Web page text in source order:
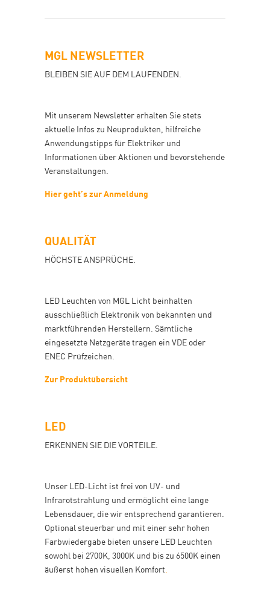
MGL NEWSLETTER
BLEIBEN SIE AUF DEM LAUFENDEN.
Mit unserem Newsletter erhalten Sie stets
aktuelle Infos zu Neuprodukten, hilfreiche
Anwendungstipps für Elektriker und
Informationen über Aktionen und bevorstehende
Veranstaltungen.
Hier geht’s zur Anmeldung
QUALITÄT
HÖCHSTE ANSPRÜCHE.
LED Leuchten von MGL Licht beinhalten
ausschließlich Elektronik von bekannten und
marktführenden Herstellern. Sämtliche
eingesetzte Netzgeräte tragen ein VDE oder
ENEC Prüfzeichen.
Zur Produktübersicht
LED
ERKENNEN SIE DIE VORTEILE.
Unser LED-Licht ist frei von UV- und
Infrarotstrahlung und ermöglicht eine lange
Lebensdauer, die wir entsprechend garantieren.
Optional steuerbar und mit einer sehr hohen
Farbwiedergabe bieten unsere LED Leuchten
sowohl bei 2700K, 3000K und bis zu 6500K einen
äußerst hohen visuellen Komfort.